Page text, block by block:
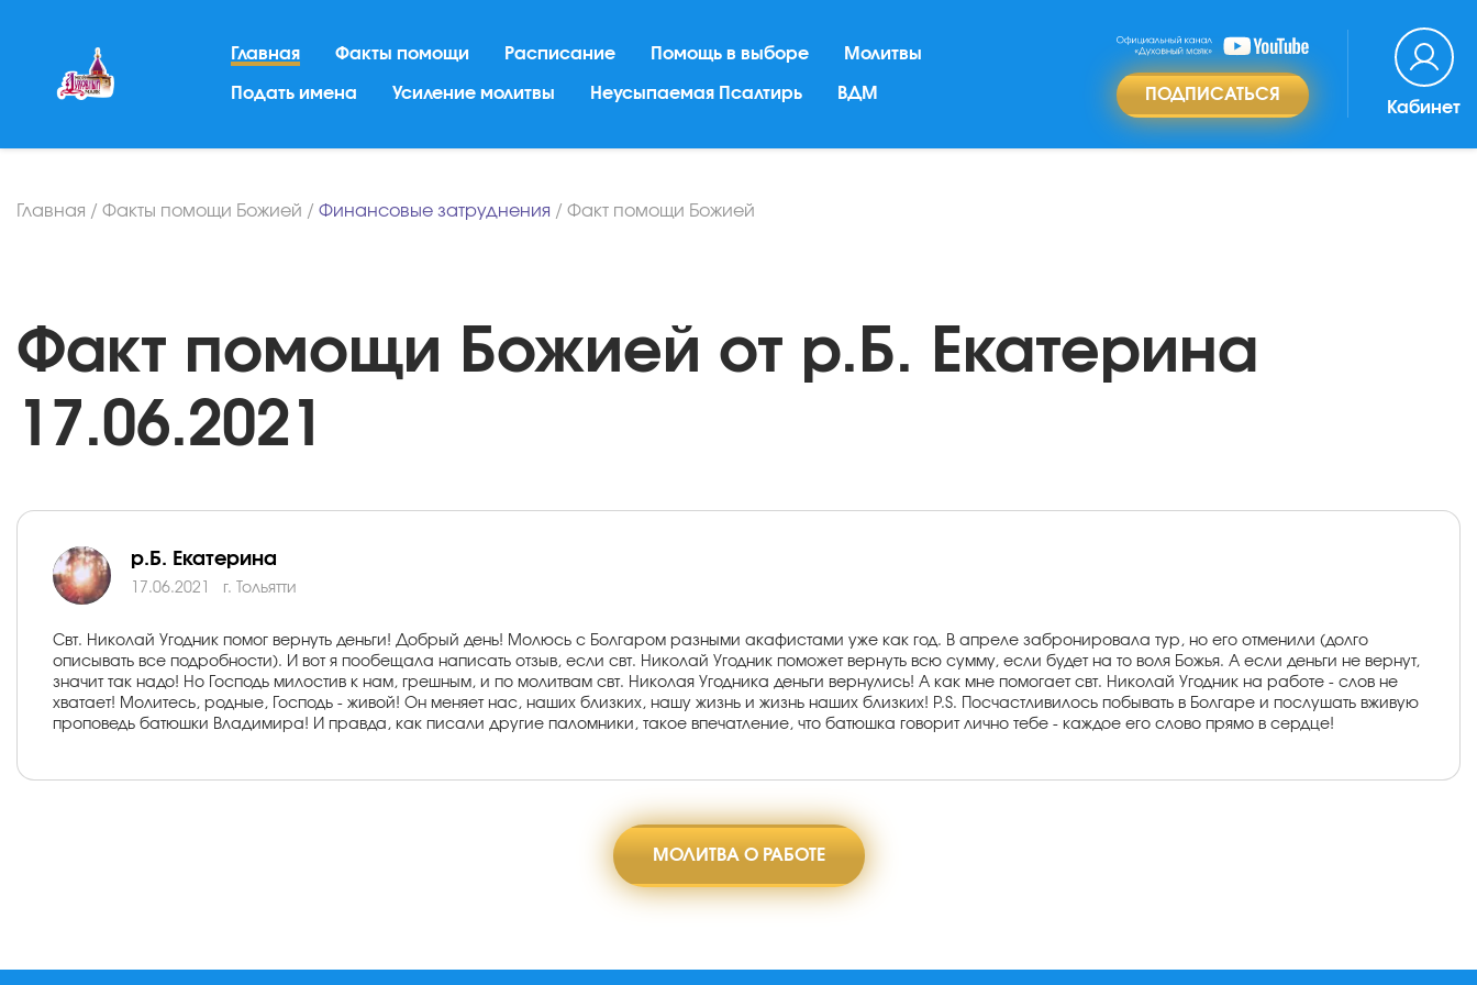
Главная Факты помощи Расписание Помощь в выборе Молитвы
Подать имена Усиление молитвы Неусыпаемая Псалтирь ВДМ ПОДПИСАТЬСЯ
Кабинет
Главная / Факты помощи Божией / Финансовые затруднения / Факт помощи Божией
Факт помощи Божией от р.Б. Екатерина
17.06.2021
р.Б. Екатерина
17.06.2021 г. Тольятти
Свт. Николай Угодник помог вернуть деньги! Добрый день! Молюсь с Болгаром разными акафистами уже как год. В апреле забронировала тур, но его отменили (долго
описывать все подробности). И вот я пообещала написать отзыв, если свт. Николай Угодник поможет вернуть всю сумму, если будет на то воля Божья. А если деньги не вернут,
значит так надо! Но Господь милостив к нам, грешным, и по молитвам свт. Николая Угодника деньги вернулись! А как мне помогает свт. Николай Угодник на работе - слов не
хватает! Молитесь, родные, Господь - живой! Он меняет нас, наших близких, нашу жизнь и жизнь наших близких! P.S. Посчастливилось побывать в Болгаре и послушать вживую
проповедь батюшки Владимира! И правда, как писали другие паломники, такое впечатление, что батюшка говорит лично тебе - каждое его слово прямо в сердце!
МОЛИТВА О РАБОТЕ